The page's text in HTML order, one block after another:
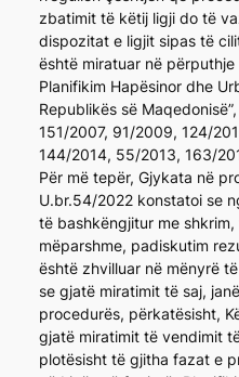
zbatimit të këtij ligji do të
dispozitat e ligjit sipas të
është miratuar në
Planifikim Hapësinor dhe
Republikës së
151/2007, 91/2009, 124/
144/2014, 55/2013, 163/
Për më tepër, Gjykata në
U.br.54/2022 konstatoi se
të bashkëngjitur me
mëparshme, padiskutim
është zhvilluar në mënyrë
se gjatë miratimit të saj,
procedurës, përkatësisht,
gjatë miratimit të vendimit
plotësisht të gjitha fazat e